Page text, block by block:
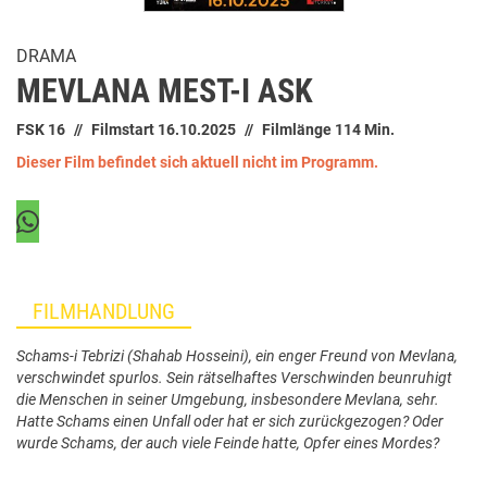
DRAMA
MEVLANA MEST-I ASK
FSK 16 Filmstart 16.10.2025
Filmlänge 114 Min.
Dieser Film befindet sich aktuell nicht im Programm.
FILMHANDLUNG
Schams-i Tebrizi (Shahab Hosseini), ein enger Freund von Mevlana,
verschwindet spurlos. Sein rätselhaftes Verschwinden beunruhigt
die Menschen in seiner Umgebung, insbesondere Mevlana, sehr.
Hatte Schams einen Unfall oder hat er sich zurückgezogen? Oder
wurde Schams, der auch viele Feinde hatte, Opfer eines Mordes?